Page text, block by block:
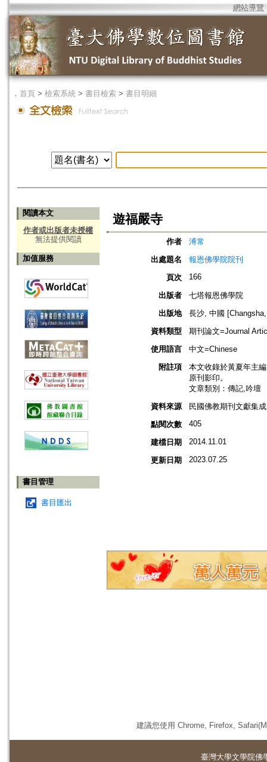
網站導覽
． 首頁 > 檢索系統 > 書目檢索 > 書目明細
閱讀本文
作者或出版者未授權
無法提供閱讀
加值服務
書目管理
書目匯出
遊福嚴寺
作者
溥常
出處題名
報恩佛學院院刊
頁次
166
出版者
七塔報恩佛學院
出版地
長沙, 中國
資料類型
期刊論文=Journal
使用語言
中文=Chinese
附註項
本文收錄於黃夏年主
原刊影印。
文章類別：傳記,吟壇
資料來源
民國佛教期刊文獻集
點閱次數
405
建檔日期 2014.11.01
更新日期 2023.07.25
建議您使用 Chrome, Firefox,
臺灣大學文學院佛